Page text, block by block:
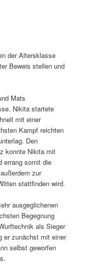
der Altersklasse
Beweis stellen und
Mats
Nikita startete
mit einer
Kampf reichten
Den
konnte Nikita mit
errang somit die
zur
stattfinden wird.
ausgeglichenen
Begegnung
als Sieger
er zunächst mit einer
selbst geworfen